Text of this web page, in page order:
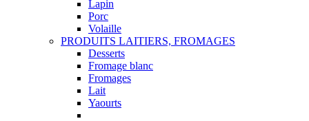
Lapin
Porc
Volaille
PRODUITS LAITIERS, FROMAGES
Desserts
Fromage blanc
Fromages
Lait
Yaourts